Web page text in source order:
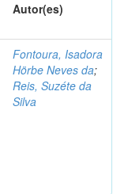
Autor(es)
Fontoura, Isadora
Hörbe Neves da;
Reis, Suzéte da
Silva